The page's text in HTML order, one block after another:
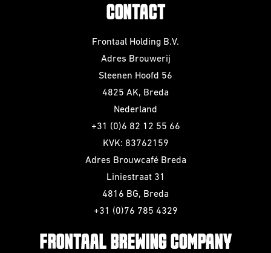
CONTACT
Frontaal Holding B.V.
Adres Brouwerij
Steenen Hoofd 56
4825 AK, Breda
Nederland
+31 (0)6 82 12 55 66
KVK: 83762159
Adres Brouwcafé Breda
Liniestraat 31
4816 BG, Breda
+31 (0)76 785 4329
FRONTAAL BREWING COMPANY